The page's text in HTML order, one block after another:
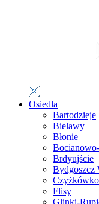
Osiedla
Bartodzieje
Bielawy
Błonie
Brdyujście
Bydgoszcz
Czyżkówko
Flisy
Glinki-